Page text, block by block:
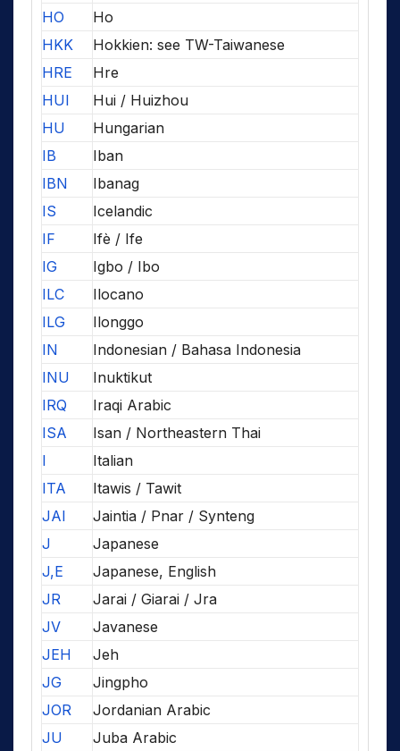
HO
Ho
HKK
Hokkien: see TW-Taiwanese
HRE
Hre
HUI
Hui / Huizhou
HU
Hungarian
IB
Iban
IBN
Ibanag
IS
Icelandic
IF
Ifè / Ife
IG
Igbo / Ibo
ILC
Ilocano
ILG
Ilonggo
IN
Indonesian / Bahasa Indonesia
INU
Inuktikut
IRQ
Iraqi Arabic
ISA
Isan / Northeastern Thai
I
Italian
ITA
Itawis / Tawit
JAI
Jaintia / Pnar / Synteng
J
Japanese
J,E
Japanese, English
JR
Jarai / Giarai / Jra
JV
Javanese
JEH
Jeh
JG
Jingpho
JOR
Jordanian Arabic
JU
Juba Arabic